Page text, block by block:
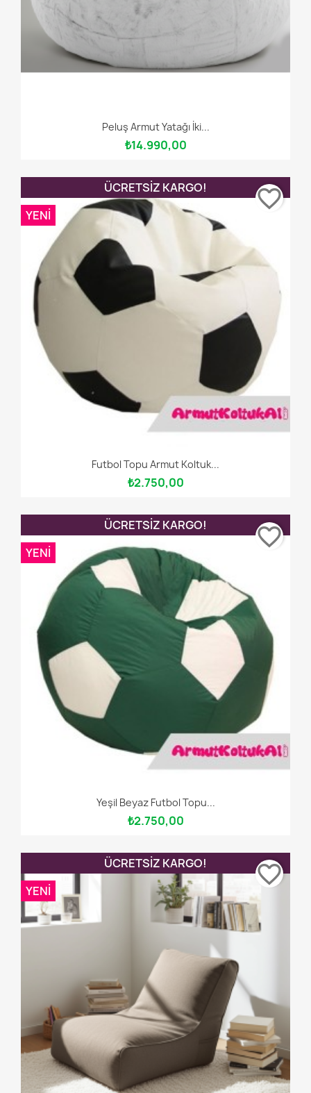
Peluş Armut Yatağı İki...
₺14.990,00
Futbol Topu Armut Koltuk...
₺2.750,00
ÜCRETSIZ KARGO!
YENI
favorite_border
Yeşil Beyaz Futbol Topu...
₺2.750,00
ÜCRETSIZ KARGO!
YENI
favorite_border
ÜCRETSIZ KARGO!
YENI
favorite_border